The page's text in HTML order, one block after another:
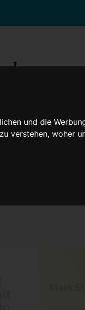
und die
verstehen, woher